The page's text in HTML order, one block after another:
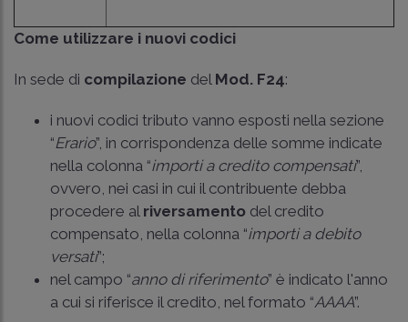
Come utilizzare i nuovi codici
In sede di compilazione del Mod. F24:
i nuovi codici tributo vanno esposti nella sezione
“Erario”, in corrispondenza delle somme indicate
nella colonna “importi a credito compensati”,
ovvero, nei casi in cui il contribuente debba
procedere al riversamento del credito
compensato, nella colonna “importi a debito
versati”;
nel campo “anno di riferimento” è indicato l'anno
a cui si riferisce il credito, nel formato “AAAA”.